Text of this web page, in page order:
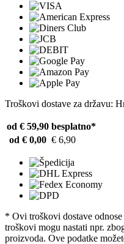
Troškovi dostave za državu:
od € 59,90 besplatno*
od € 0,00 € 6,90
* Ovi troškovi dostave
troškovi mogu nastati npr.
proizvoda. Ove podatke